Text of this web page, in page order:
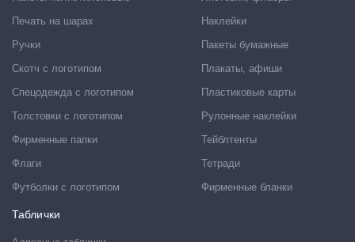
Печать на шарах
Ручки
Скотч с логотипом
Спецодежда с логотипом
Толстовки с логотипом
Фирменные папки
Флаги
Футболки с логотипом
Наклейки
Пакеты бумажные
Плакаты, афиши
Пластиковые карты
Рулонные наклейки
Тейблтенты
Тетради
Фирменные бланки
Таблички